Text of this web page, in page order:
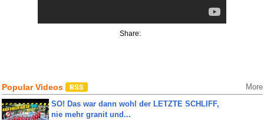
Share:
Popular Videos More
SO! Das war dann wohl der LETZTE SCHLIFF,
nie mehr granit und...